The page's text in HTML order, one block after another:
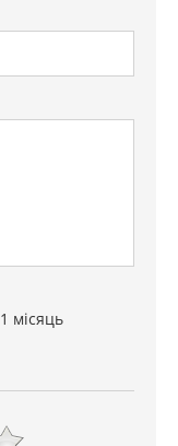
1 місяць